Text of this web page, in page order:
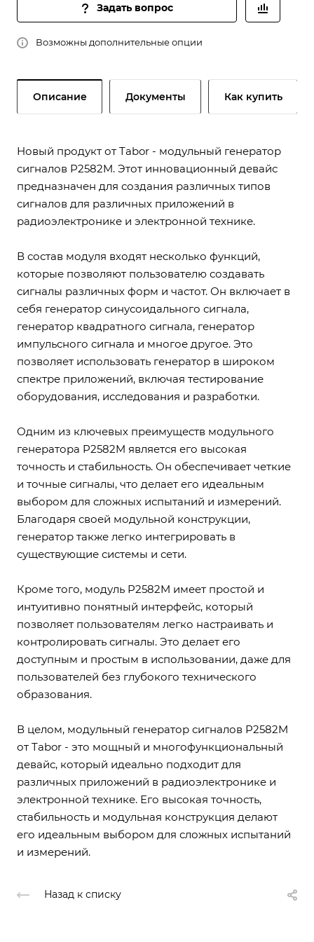
Задать вопрос
Возможны дополнительные опции
Описание Документы Как купить
Новый продукт от Tabor - модульный генератор
сигналов P2582M. Этот инновационный девайс
предназначен для создания различных типов
сигналов для различных приложений в
радиоэлектронике и электронной технике.
В состав модуля входят несколько функций,
которые позволяют пользователю создавать
сигналы различных форм и частот. Он включает в
себя генератор синусоидального сигнала,
генератор квадратного сигнала, генератор
импульсного сигнала и многое другое. Это
позволяет использовать генератор в широком
спектре приложений, включая тестирование
оборудования, исследования и разработки.
Одним из ключевых преимуществ модульного
генератора P2582M является его высокая
точность и стабильность. Он обеспечивает четкие
и точные сигналы, что делает его идеальным
выбором для сложных испытаний и измерений.
Благодаря своей модульной конструкции,
генератор также легко интегрировать в
существующие системы и сети.
Кроме того, модуль P2582M имеет простой и
интуитивно понятный интерфейс, который
позволяет пользователям легко настраивать и
контролировать сигналы. Это делает его
доступным и простым в использовании, даже для
пользователей без глубокого технического
образования.
В целом, модульный генератор сигналов P2582M
от Tabor - это мощный и многофункциональный
девайс, который идеально подходит для
различных приложений в радиоэлектронике и
электронной технике. Его высокая точность,
стабильность и модульная конструкция делают
его идеальным выбором для сложных испытаний
и измерений.
Назад к списку